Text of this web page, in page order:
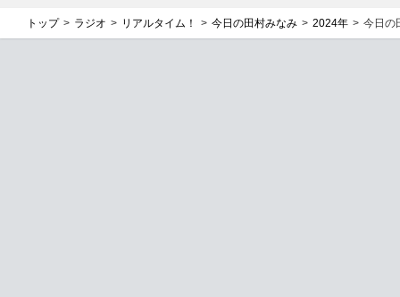
トップ ラジオ リアルタイム！ 今日の田村みなみ 2024年 今日の